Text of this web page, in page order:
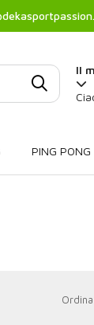
Il
PING PONG